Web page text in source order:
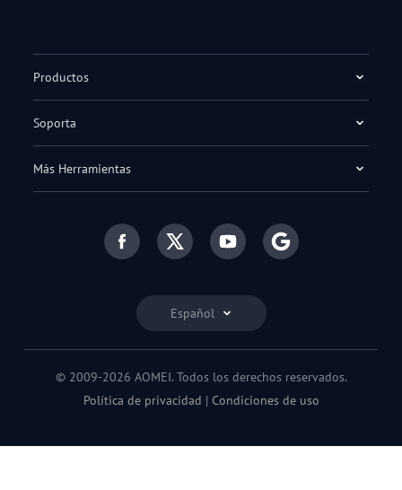
Español
Productos
Soporta
Más Herramientas
© 2009-2026 AOMEI. Todos los derechos reservados.
Política de privacidad | Condiciones de uso